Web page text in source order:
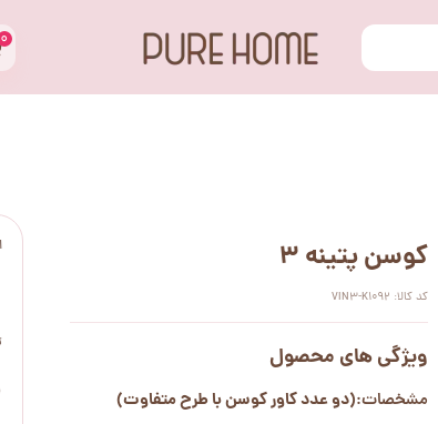
۰
کوسن پتینه 3
کد کالا: VIN3-K1092
ویژگی های محصول
مشخصات:(دو عدد کاور کوسن با طرح متفاوت)